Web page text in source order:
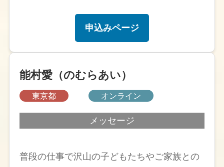
申込みページ
能村愛（のむらあい）
東京都 オンライン
メッセージ
普段の仕事で沢山の子どもたちやご家族との